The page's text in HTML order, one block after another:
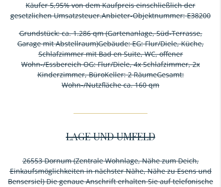
Käufer 5,95% von dem Kaufpreis einschließlich der
gesetzlichen Umsatzsteuer.Anbieter-Objektnummer: E38200
Grundstück: ca. 1.286 qm (Gartenanlage, Süd-Terrasse,
Garage mit Abstellraum)Gebäude: EG: Flur/Diele, Küche,
Schlafzimmer mit Bad en Suite, WC, offener
Wohn-/Essbereich OG: Flur/Diele, 4x Schlafzimmer, 2x
Kinderzimmer, BüroKeller: 2 RäumeGesamt:
Wohn-/Nutzfläche ca. 160 qm
LAGE UND UMFELD
26553 Dornum (Zentrale Wohnlage, Nähe zum Deich,
Einkaufsmöglichkeiten in nächster Nähe, Nähe zu Esens und
Bensersiel) Die genaue Anschrift erhalten Sie auf telefonische